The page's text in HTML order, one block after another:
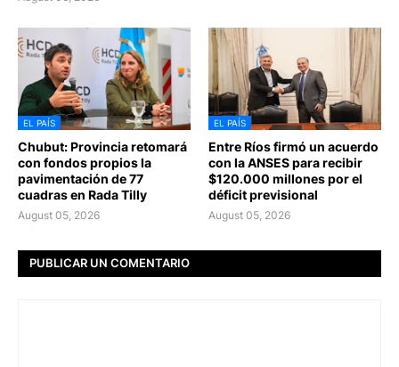
EL PAÍS
Chubut: Provincia retomará
con fondos propios la
pavimentación de 77
cuadras en Rada Tilly
August 05, 2026
EL PAÍS
Entre Ríos firmó un acuerdo
con la ANSES para recibir
$120.000 millones por el
déficit previsional
August 05, 2026
PUBLICAR UN COMENTARIO